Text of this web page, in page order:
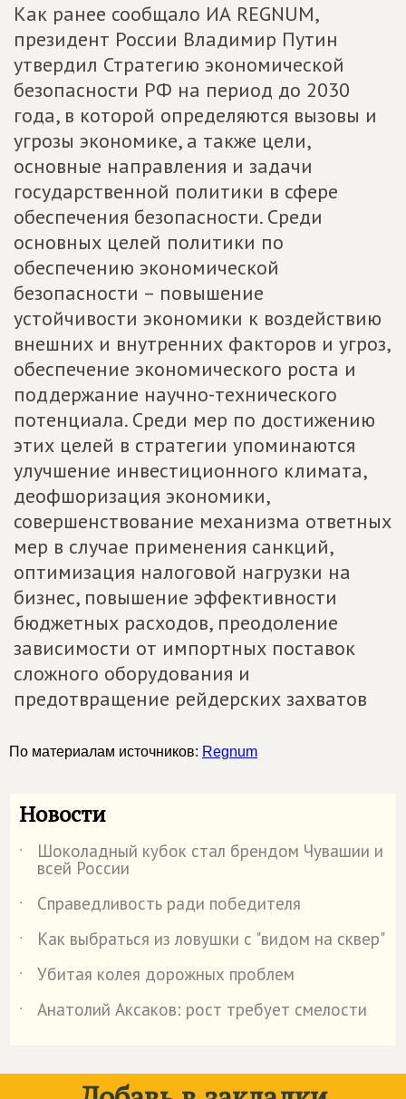
Как ранее сообщало ИА REGNUM,
президент России Владимир Путин
утвердил Стратегию экономической
безопасности РФ на период до 2030
года, в которой определяются вызовы и
угрозы экономике, а также цели,
основные направления и задачи
государственной политики в сфере
обеспечения безопасности. Среди
основных целей политики по
обеспечению экономической
безопасности – повышение
устойчивости экономики к воздействию
внешних и внутренних факторов и угроз,
обеспечение экономического роста и
поддержание научно-технического
потенциала. Среди мер по достижению
этих целей в стратегии упоминаются
улучшение инвестиционного климата,
деофшоризация экономики,
совершенствование механизма ответных
мер в случае применения санкций,
оптимизация налоговой нагрузки на
бизнес, повышение эффективности
бюджетных расходов, преодоление
зависимости от импортных поставок
сложного оборудования и
предотвращение рейдерских захватов
По материалам источников: Regnum
Новости
˙ Шоколадный кубок стал брендом Чувашии и
всей России
˙
Справедливость ради победителя
˙
Как выбраться из ловушки с "видом на сквер"
˙
Убитая колея дорожных проблем
˙
Анатолий Аксаков: рост требует смелости